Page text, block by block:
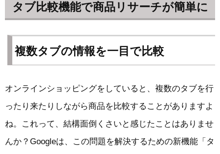
タブ比較機能で商品リサーチが簡単に
複数タブの情報を一目で比較
オンラインショッピングをしていると、複数のタブを行
ったり来たりしながら商品を比較することがありますよ
ね。これって、結構面倒くさいと感じたことはありませ
んか？Googleは、この問題を解決するための新機能「タ